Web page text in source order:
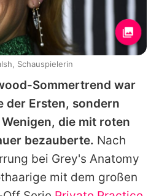
Sommertrend war
der Ersten, sondern
die mit roten
bezauberte. Nach
bei Grey's Anatomy
mit dem großen
Schauspielerin